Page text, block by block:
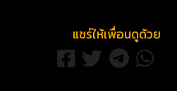
แชร์ให้เพื่อนดูด้วย